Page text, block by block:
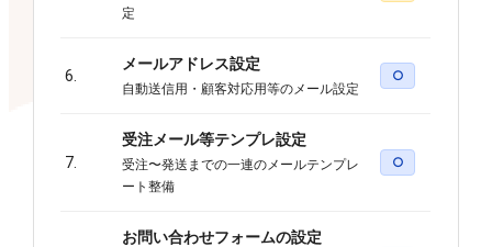
定
6.
メールアドレス設定
自動送信用・顧客対応用等のメール設定
○
7.
受注メール等テンプレ設定
受注〜発送までの一連のメールテンプレ
ート整備
○
お問い合わせフォームの設定